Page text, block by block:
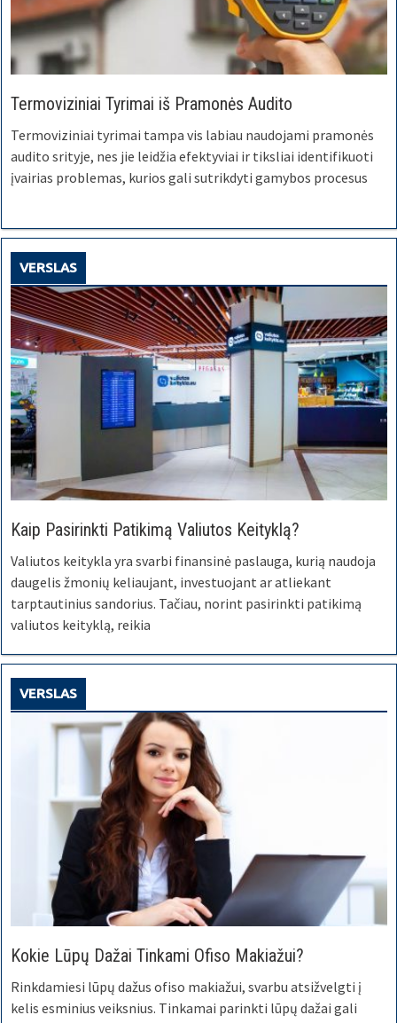
Termoviziniai Tyrimai iš Pramonės Audito
Termoviziniai tyrimai tampa vis labiau naudojami pramonės
audito srityje, nes jie leidžia efektyviai ir tiksliai identifikuoti
įvairias problemas, kurios gali sutrikdyti gamybos procesus
VERSLAS
Kaip Pasirinkti Patikimą Valiutos Keityklą?
Valiutos keitykla yra svarbi finansinė paslauga, kurią naudoja
daugelis žmonių keliaujant, investuojant ar atliekant
tarptautinius sandorius. Tačiau, norint pasirinkti patikimą
valiutos keityklą, reikia
VERSLAS
Kokie Lūpų Dažai Tinkami Ofiso Makiažui?
Rinkdamiesi lūpų dažus ofiso makiažui, svarbu atsižvelgti į
kelis esminius veiksnius. Tinkamai parinkti lūpų dažai gali